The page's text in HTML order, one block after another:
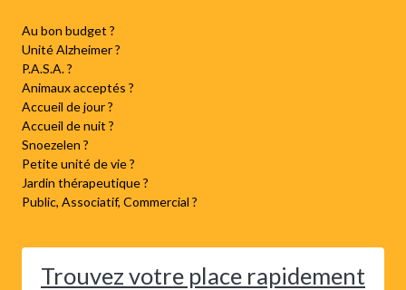
Au bon budget ?
Unité Alzheimer ?
P.A.S.A. ?
Animaux acceptés ?
Accueil de jour ?
Accueil de nuit ?
Snoezelen ?
Petite unité de vie ?
Jardin thérapeutique ?
Public, Associatif, Commercial ?
Trouvez votre place rapidement